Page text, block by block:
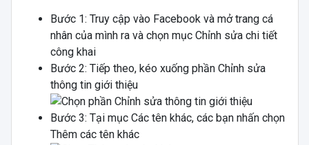
Bước 1: Truy cập vào Facebook và mở trang cá
nhân của mình ra và chọn mục Chỉnh sửa chi tiết
công khai
Bước 2: Tiếp theo, kéo xuống phần Chỉnh sửa
thông tin giới thiệu
Bước 3: Tại mục Các tên khác, các bạn nhấn chọn
Thêm các tên khác